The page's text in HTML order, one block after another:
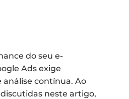
do seu e-
Ads exige
análise contínua. Ao
neste artigo,